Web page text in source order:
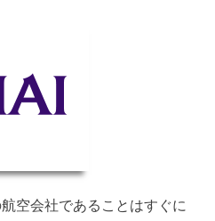
空会社であることはすぐに